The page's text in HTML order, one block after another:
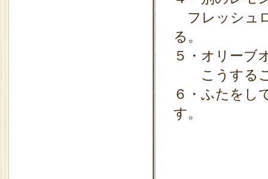
フレッシュ
る。
５・オリーブ
こうするこ
６・ふたをし
す。